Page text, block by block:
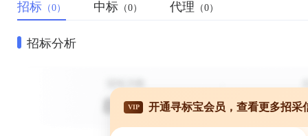
招标 （0） 中标 （0） 代理 （0）
招标分析
VIP 开通寻标宝会员，查看更多招采